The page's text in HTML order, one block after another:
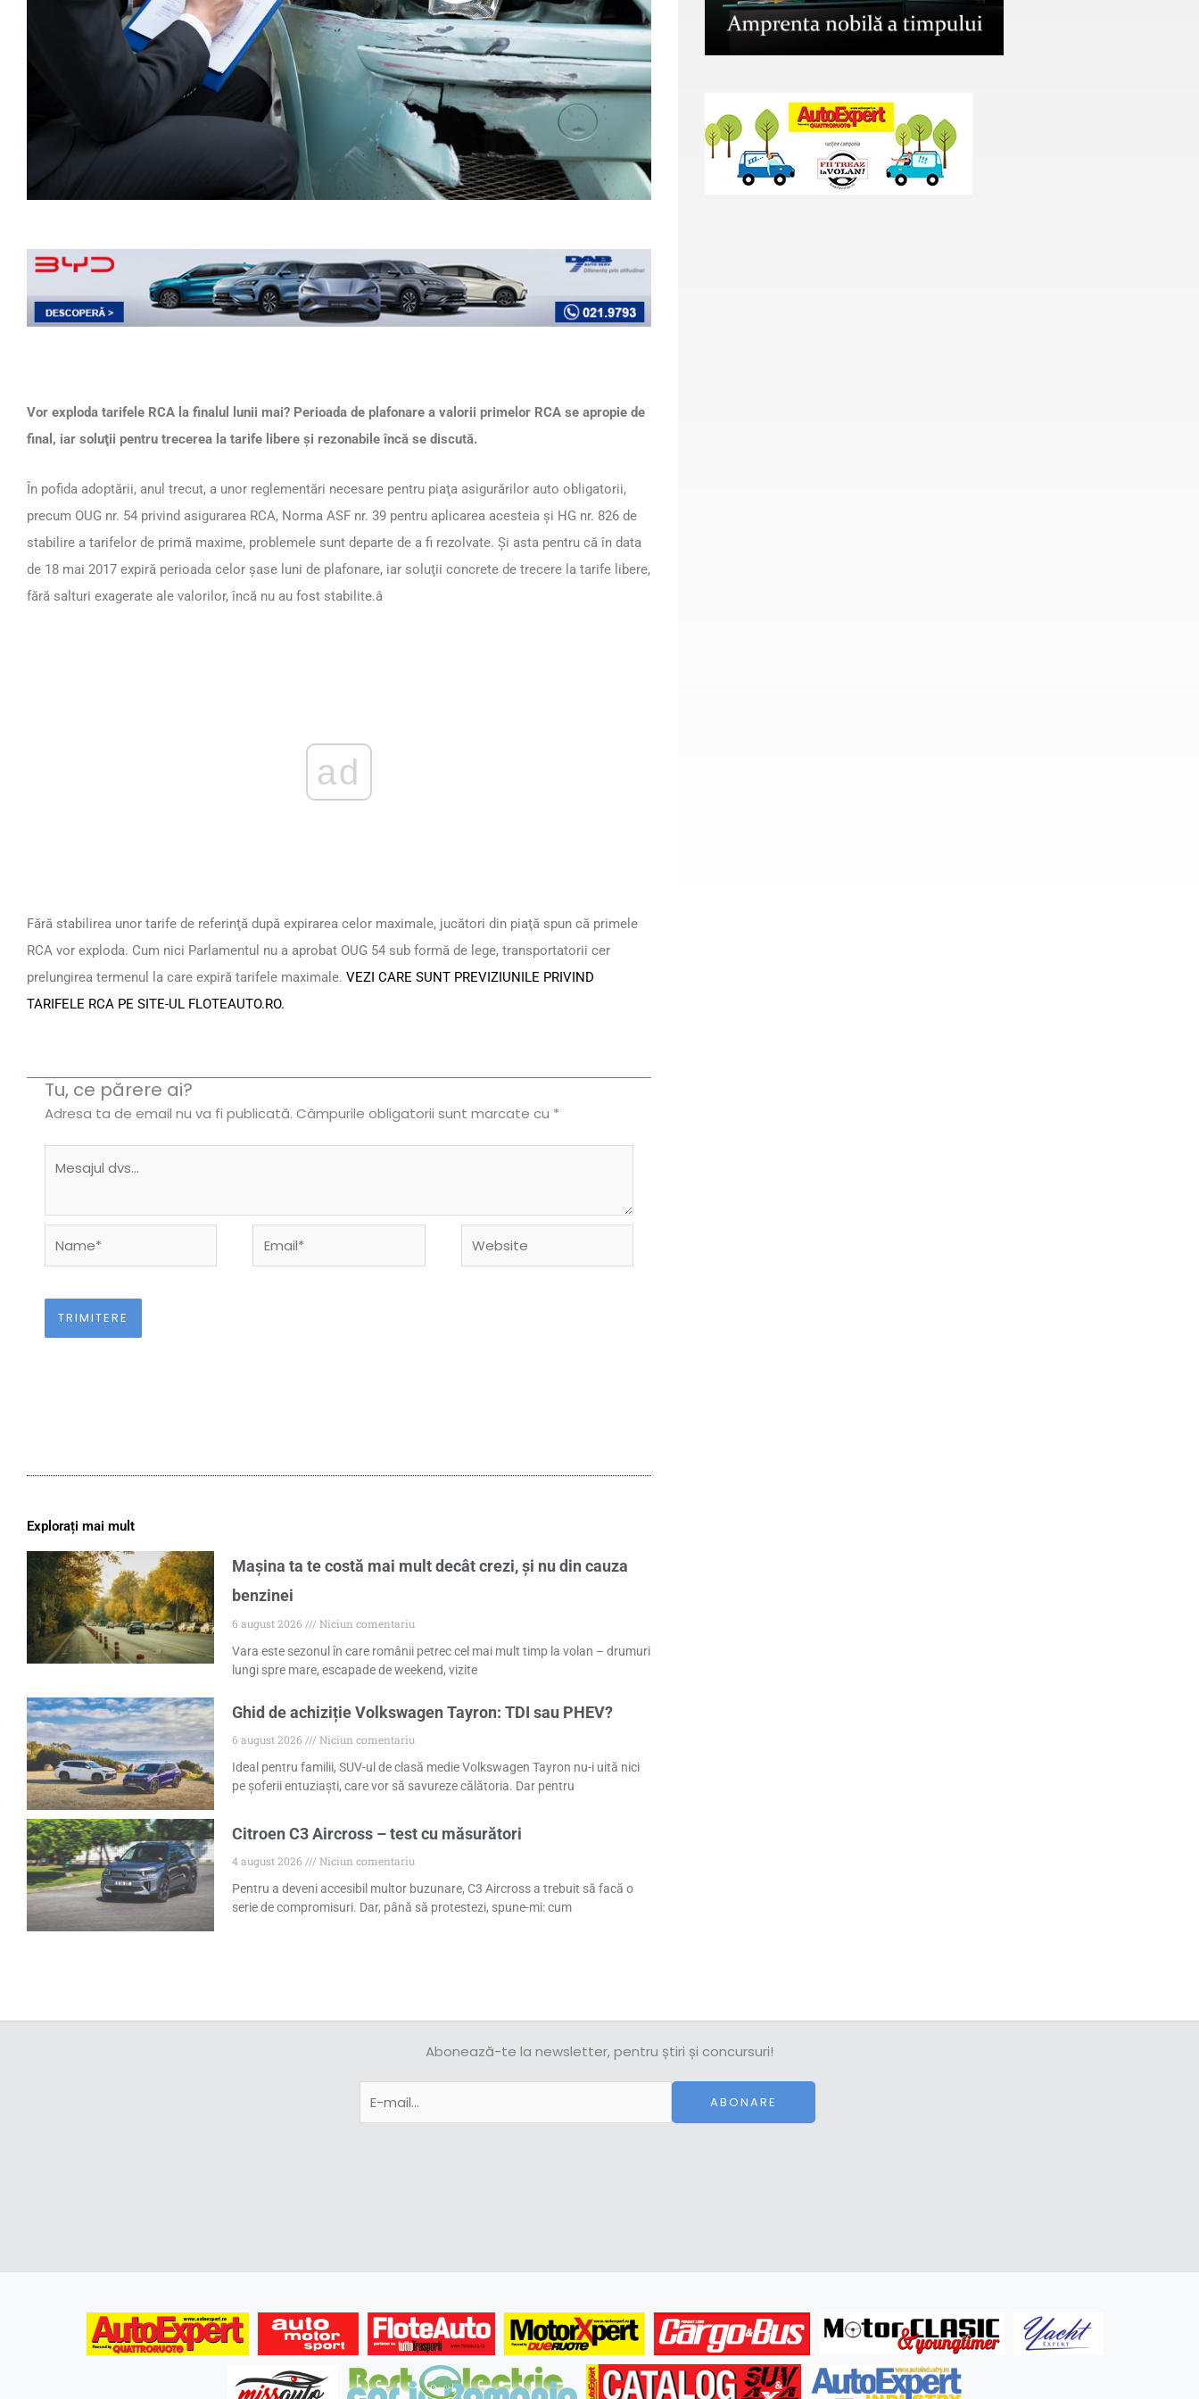
Vor exploda tarifele RCA la finalul lunii mai? Perioada de plafonare a valorii primelor RCA se apropie de
final, iar soluţii pentru trecerea la tarife libere şi rezonabile încă se discută.
În pofida adoptării, anul trecut, a unor reglementări necesare pentru piaţa asigurărilor auto obligatorii,
precum OUG nr. 54 privind asigurarea RCA, Norma ASF nr. 39 pentru aplicarea acesteia şi HG nr. 826 de
stabilire a tarifelor de primă maxime, problemele sunt departe de a fi rezolvate. Şi asta pentru că în data
de 18 mai 2017 expiră perioada celor şase luni de plafonare, iar soluţii concrete de trecere la tarife libere,
fără salturi exagerate ale valorilor, încă nu au fost stabilite.â
ad
Fără stabilirea unor tarife de referinţă după expirarea celor maximale, jucători din piaţă spun că primele
RCA vor exploda. Cum nici Parlamentul nu a aprobat OUG 54 sub formă de lege, transportatorii cer
prelungirea termenul la care expiră tarifele maximale. VEZI CARE SUNT PREVIZIUNILE PRIVIND
TARIFELE RCA PE SITE-UL FLOTEAUTO.RO.
Tu, ce părere ai?
Adresa ta de email nu va fi publicată. Câmpurile obligatorii sunt marcate cu *
Explorați mai mult
Mașina ta te costă mai mult decât crezi, și nu din cauza
benzinei
6 august 2026
Niciun comentariu
Vara este sezonul în care românii petrec cel mai mult timp la volan – drumuri
lungi spre mare, escapade de weekend, vizite
Ghid de achiziție Volkswagen Tayron: TDI sau PHEV?
6 august 2026
Niciun comentariu
Ideal pentru familii, SUV-ul de clasă medie Volkswagen Tayron nu-i uită nici
pe șoferii entuziaști, care vor să savureze călătoria. Dar pentru
Citroen C3 Aircross – test cu măsurători
4 august 2026
Niciun comentariu
Pentru a deveni accesibil multor buzunare, C3 Aircross a trebuit să facă o
serie de compromisuri. Dar, până să protestezi, spune-mi: cum
Abonează-te la newsletter, pentru știri și concursuri!
ABONARE